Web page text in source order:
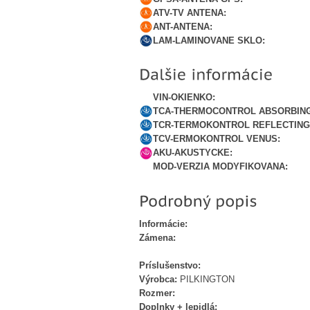
ATV-TV ANTENA:
ANT-ANTENA:
LAM-LAMINOVANE SKLO:
VIN-OKIENKO:
TCA-THERMOCONTROL
TCR-TERMOKONTROL
TCV-ERMOKONTROL VENUS:
AKU-AKUSTYCKE:
MOD-VERZIA MODYFIKOVANA:
Informácie:
Zámena:
Príslušenstvo:
Výrobca: PILKINGTON
Rozmer:
Doplnky + lepidlá: